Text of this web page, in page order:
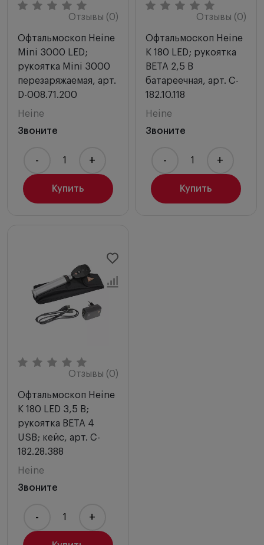
Отзывы (0)
Офтальмоскоп Heine
Mini 3000 LED;
рукоятка Mini 3000
перезаряжаемая, арт.
D-008.71.200
Heine
Звоните
Купить
- +
Отзывы (0)
Офтальмоскоп Heine
K 180 LED; рукоятка
BETA 2,5 B
батареечная, арт. C-
182.10.118
Heine
Звоните
Купить
- +
Отзывы (0)
Офтальмоскоп Heine
K 180 LED 3,5 В;
рукоятка BETA 4
USB; кейс, арт. C-
182.28.388
Heine
Звоните
- +